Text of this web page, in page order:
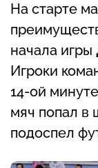
На старте
начала игры
Игроки
14-ой
мяч попал в
подоспел